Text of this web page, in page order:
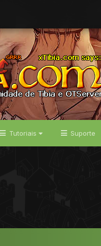
Tutoriais Suporte